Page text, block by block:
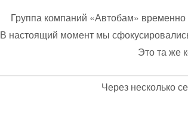
Группа компаний «Автобам»
В настоящий момент мы
Это та же
Через несколько